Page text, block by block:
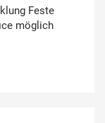
Feste
möglich